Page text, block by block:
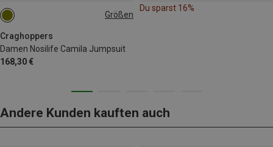
Größen
Craghoppers
Damen Nosilife Camila Jumpsuit
168,30 €
S
Du sparst 16%
Andere Kunden kauften auch